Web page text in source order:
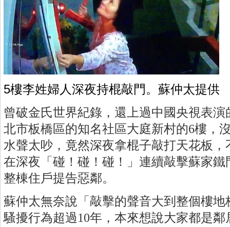
5樓李姓婦人深夜持棍敲門。蘇仲太提供
曾破金氏世界紀錄，還上過中國央視表
北市板橋區的知名社區大庭新村的6樓，
水聲太吵，竟然深夜拿棍子敲打天花板
在深夜「碰！碰！碰！」連續敲擊蘇家
整棟住戶提告惡鄰。
蘇仲太無奈說「敲擊的聲音大到整個樓
騷擾行為超過10年，本來想說大家都是